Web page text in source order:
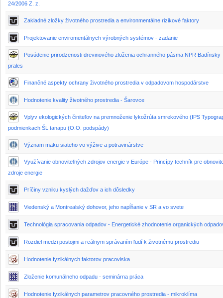
24/2006 Z. z.
Zakladné zložky životného prostredia a environmentálne rizikové faktory
Projektovanie enviromentálnych výrobných systémov - zadanie
Posúdenie prirodzenosti drevinového zloženia ochranného pásma NPR Badínsky
prales
Finančné aspekty ochrany životného prostredia v odpadovom hospodárstve
Hodnotenie kvality životného prostredia - Šarovce
Vplyv ekologických činiteľov na premnoženie lykožrúta smrekového (IPS
podmienkach ŠL tanapu (O.O. podspády)
Význam maku siateho vo výžive a potravinárstve
Využívanie obnoviteľných zdrojov energie v Európe - Princípy techník pre
zdroje energie
Príčiny vzniku kyslých dažďov a ich dôsledky
Viedenský a Montrealský dohovor, jeho napĺňanie v SR a vo svete
Technológia spracovania odpadov - Energetické zhodnotenie organických
Rozdiel medzi postojmi a reálnym správaním ľudí k životnému prostrediu
Hodnotenie fyzikálnych faktorov pracoviska
Zloženie komunálneho odpadu - seminárna práca
Hodnotenie fyzikálnych parametrov pracovného prostredia - mikroklíma